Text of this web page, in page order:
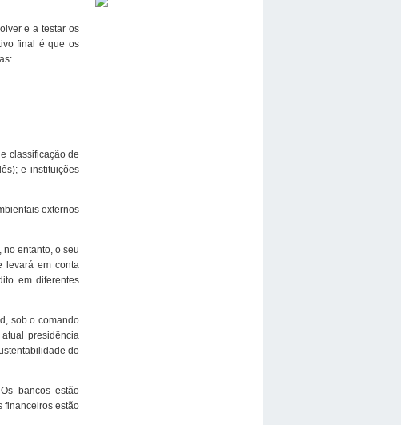
e a testar os
final é que os
classificação de
e instituições
externos
no entanto, o seu
levará em conta
em diferentes
sob o comando
presidência
do
bancos estão
financeiros estão